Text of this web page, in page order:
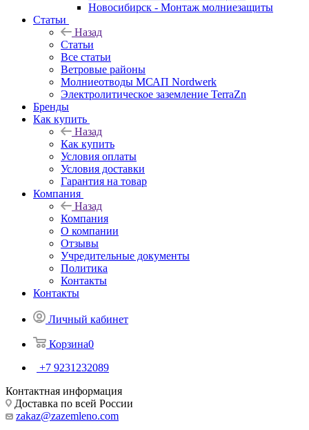
Новосибирск - Монтаж молниезащиты
Статьи
Назад
Статьи
Все статьи
Ветровые районы
Молниеотводы МСАП Nordwerk
Электролитическое заземление TerraZn
Бренды
Как купить
Назад
Как купить
Условия оплаты
Условия доставки
Гарантия на товар
Компания
Назад
Компания
О компании
Отзывы
Учредительные документы
Политика
Контакты
Контакты
Личный кабинет
Корзина0
+7 9231232089
Контактная информация
Доставка по всей России
zakaz@zazemleno.com